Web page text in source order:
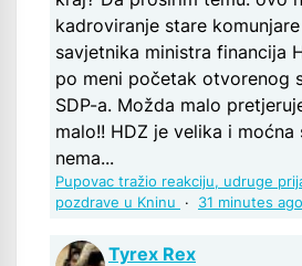
kadroviranje stare
savjetnika ministra financija
po meni početak otvorenog
SDP-a. Možda malo
malo!! HDZ je velika i moćna
nema...
Pupovac tražio reakciju, udruge
pozdrave u Kninu
· 31 minutes ago
Tyrex Rex